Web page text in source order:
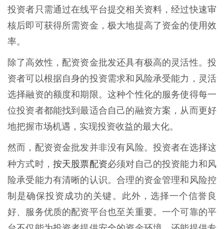
投资者只需通过在线平台提交相关资料，经过快速审
核后即可获得所需资金，极大地提高了资金的使用效
率。
除了高效性，配资资金批发还具有极高的灵活性。投
资者可以根据自身的投资需求和风险承受能力，灵活
选择融资的额度和期限。这种个性化的服务使得每一
位投资者都能找到最适合自己的融资方案，从而更好
地把握市场机遇，实现投资收益的最大化。
然而，配资资金批发并非没有风险。投资者在选择这
种方式时， 按天股票配资必须对自己的投资能力和风
险承受能力有清晰的认识。合理的资金管理和风险控
制是确保投资成功的关键。此外，选择一个信誉良
好、服务优质的配资平台也至关重要。一个可靠的平